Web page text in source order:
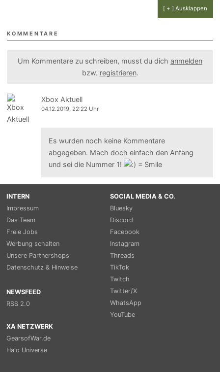
[ + ] Ausklappen
KOMMENTARE
Um Kommentare zu schreiben, musst du dich anmelden
bzw. registrieren.
Xbox Aktuell
04.12.2019, 22:22 Uhr
Es wurden noch keine Kommentare
abgegeben. Mach doch einfach den Anfang
und sei die Nummer 1!
INTERN
Impressum
Das Team
Freie Jobs
Werbung schalten
Unsere Partnershops
Datenschutz & Hinweise
NEWSFEED
RSS 2.0
SOCIAL MEDIA & CO.
Bluesky
Discord
Facebook
Instagram
Threads
TikTok
Twitch
Twitter/X
WhatsApp
YouTube
XA NETZWERK
GearsofWar.de
Halo Universe